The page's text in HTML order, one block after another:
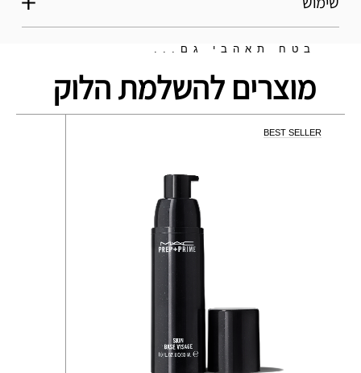
בטח תאהבי גם...
מוצרים להשלמת הלוק
BEST SELLER